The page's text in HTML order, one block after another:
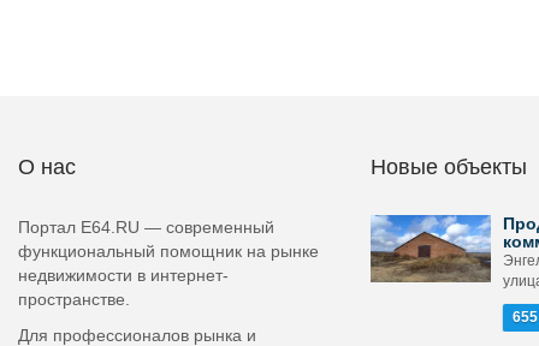
О нас
Портал E64.RU — современный
функциональный помощник на рынке
недвижимости в интернет-
пространстве.
Для профессионалов рынка и
Новые объекты